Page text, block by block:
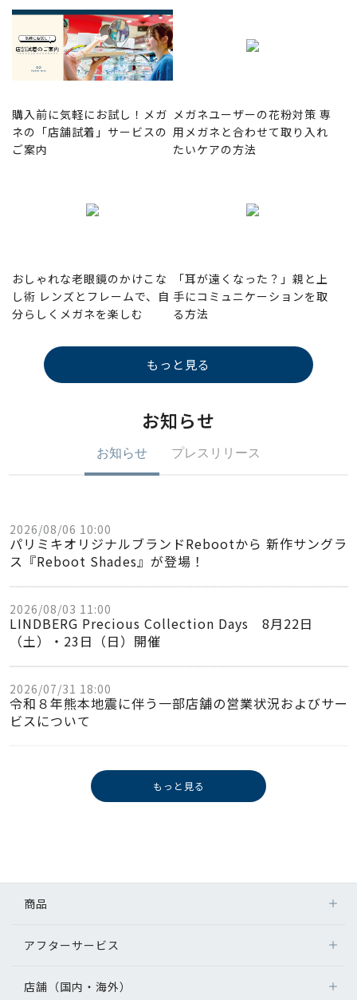
購入前に気軽にお試し！メガ
ネの「店舗試着」サービスの
ご案内
メガネユーザーの花粉対策 専
用メガネと合わせて取り入れ
たいケアの方法
おしゃれな老眼鏡のかけこな
し術 レンズとフレームで、自
分らしくメガネを楽しむ
「耳が遠くなった？」親と上
手にコミュニケーションを取
る方法
もっと見る
お知らせ
お知らせ プレスリリース
2026/08/06 10:00
パリミキオリジナルブランドRebootから 新作サングラ
ス『Reboot Shades』が登場！
2026/08/03 11:00
LINDBERG Precious Collection Days 8月22日
（土）・23日（日）開催
2026/07/31 18:00
令和８年熊本地震に伴う一部店舗の営業状況およびサー
ビスについて
もっと見る
商品
アフターサービス
店舗（国内・海外）